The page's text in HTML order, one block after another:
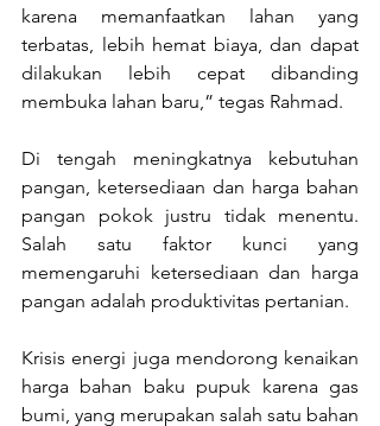
karena memanfaatkan lahan yang
terbatas, lebih hemat biaya, dan dapat
dilakukan lebih cepat dibanding
membuka lahan baru,” tegas Rahmad.
Di tengah meningkatnya kebutuhan
pangan, ketersediaan dan harga bahan
pangan pokok justru tidak menentu.
Salah satu faktor kunci yang
memengaruhi ketersediaan dan harga
pangan adalah produktivitas pertanian.
Krisis energi juga mendorong kenaikan
harga bahan baku pupuk karena gas
bumi, yang merupakan salah satu bahan